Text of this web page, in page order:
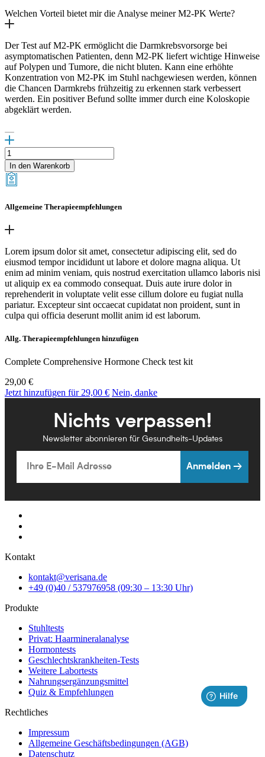
Welchen Vorteil bietet mir die Analyse meiner M2-PK Werte?
Der Test auf M2-PK ermöglicht die Darmkrebsvorsorge bei
asymptomatischen Patienten, denn M2-PK liefert wichtige Hinweise
auf Polypen und Tumore, die nicht bluten. Kann eine erhöhte
Konzentration von M2-PK im Stuhl nachgewiesen werden, können
die Chancen Darmkrebs frühzeitig zu erkennen stark verbessert
werden. Ein positiver Befund sollte immer durch eine Koloskopie
abgeklärt werden.
Darmkrebsvorsorge
Test
Menge
In den Warenkorb
Allgemeine Therapieempfehlungen
Lorem ipsum dolor sit amet, consectetur adipiscing elit, sed do
eiusmod tempor incididunt ut labore et dolore magna aliqua. Ut
enim ad minim veniam, quis nostrud exercitation ullamco laboris nisi
ut aliquip ex ea commodo consequat. Duis aute irure dolor in
reprehenderit in voluptate velit esse cillum dolore eu fugiat nulla
pariatur. Excepteur sint occaecat cupidatat non proident, sunt in
culpa qui officia deserunt mollit anim id est laborum.
Allg. Therapieempfehlungen hinzufügen
Complete Comprehensive Hormone Check test kit
29,00 €
Jetzt hinzufügen für 29,00 € Nein, danke
Nichts verpassen!
Newsletter abonnieren für Gesundheits-Updates
Anmelden →
Kontakt
kontakt@verisana.de
+49 (0)40 / 537976958 (09:30 – 13:30 Uhr)
Produkte
Stuhltests
Privat: Haarmineralanalyse
Hormontests
Geschlechtskrankheiten-Tests
Weitere Labortests
Nahrungsergänzungsmittel
Quiz & Empfehlungen
Rechtliches
Impressum
Allgemeine Geschäftsbedingungen (AGB)
Datenschutz